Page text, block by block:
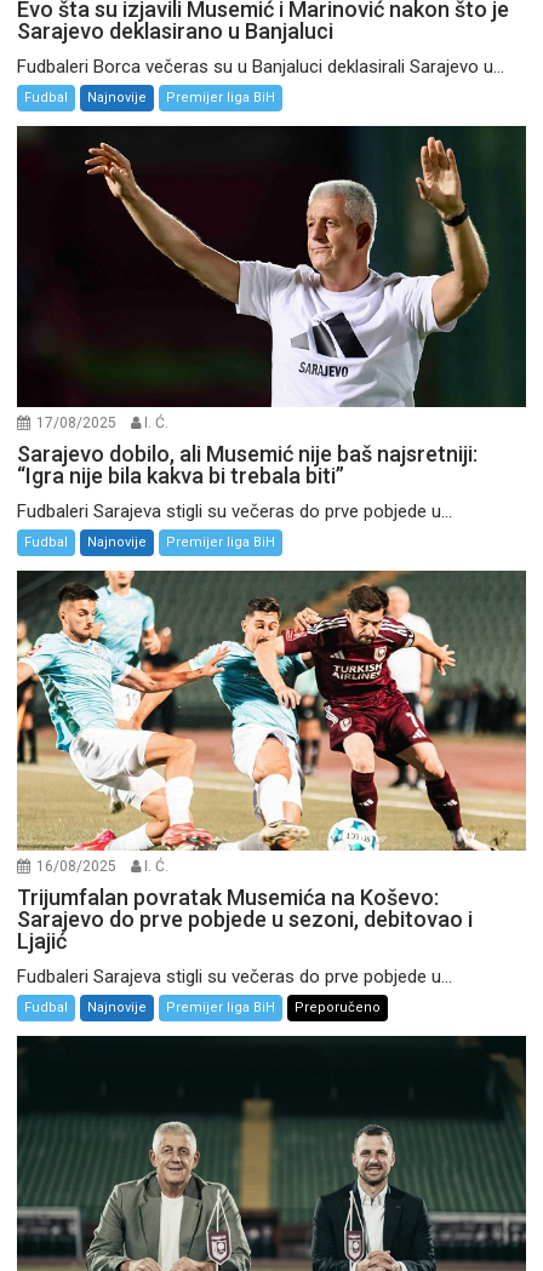
Evo šta su izjavili Musemić i Marinović nakon što je
Sarajevo deklasirano u Banjaluci
Fudbaleri Borca večeras su u Banjaluci deklasirali Sarajevo u...
Fudbal Najnovije Premijer liga BiH
17/08/2025 I. Ć.
Sarajevo dobilo, ali Musemić nije baš najsretniji:
“Igra nije bila kakva bi trebala biti”
Fudbaleri Sarajeva stigli su večeras do prve pobjede u...
Fudbal Najnovije Premijer liga BiH
16/08/2025 I. Ć.
Trijumfalan povratak Musemića na Koševo:
Sarajevo do prve pobjede u sezoni, debitovao i
Ljajić
Fudbaleri Sarajeva stigli su večeras do prve pobjede u...
Fudbal Najnovije Premijer liga BiH Preporučeno